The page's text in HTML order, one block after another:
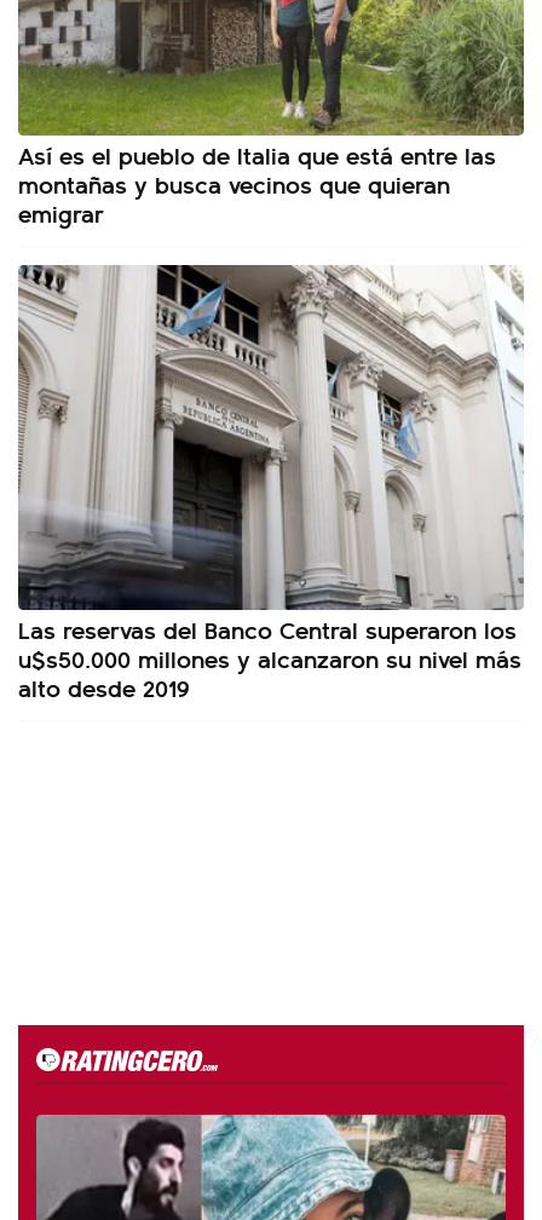
Así es el pueblo de Italia que está entre las
montañas y busca vecinos que quieran
emigrar
Las reservas del Banco Central superaron los
u$s50.000 millones y alcanzaron su nivel más
alto desde 2019